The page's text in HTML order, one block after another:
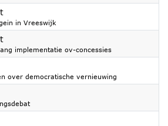
2026
in Vreeswijk
2026
implementatie ov-concessies
over democratische vernieuwing